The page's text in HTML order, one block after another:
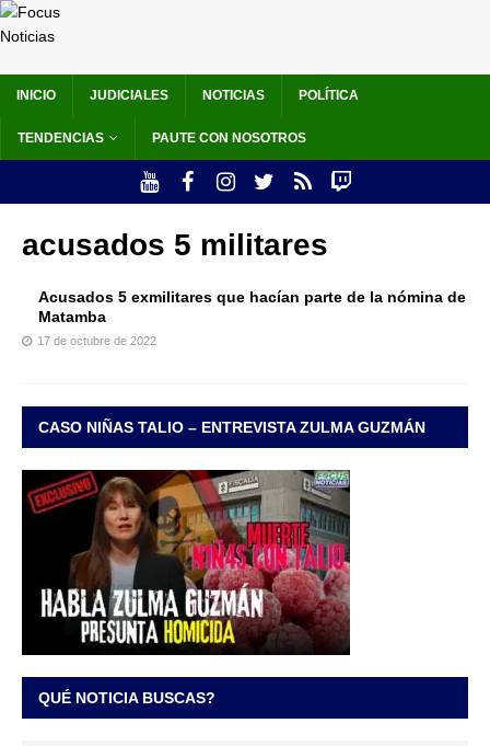
INICIO JUDICIALES NOTICIAS POLÍTICA
TENDENCIAS PAUTE CON NOSOTROS
acusados 5 militares
Acusados 5 exmilitares que hacían parte de la nómina de
Matamba
17 de octubre de 2022
CASO NIÑAS TALIO – ENTREVISTA ZULMA GUZMÁN
QUÉ NOTICIA BUSCAS?